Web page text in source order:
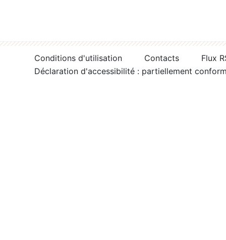
Conditions d'utilisation Contacts
Flux
Déclaration d'accessibilité : partiellement